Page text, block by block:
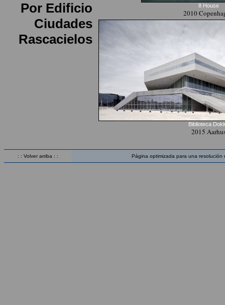
Por Edificio
Ciudades
Rascacielos
8 House
2010
Biblioteca
2015
: : Volver arriba : : Página optimizada para una